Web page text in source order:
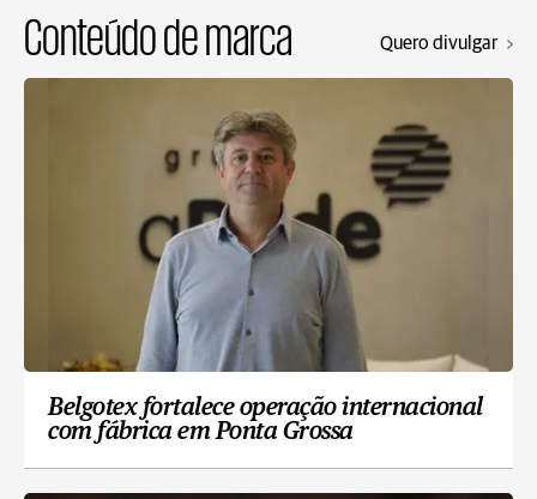
Conteúdo de marca Quero divulgar
Belgotex fortalece operação internacional
com fábrica em Ponta Grossa